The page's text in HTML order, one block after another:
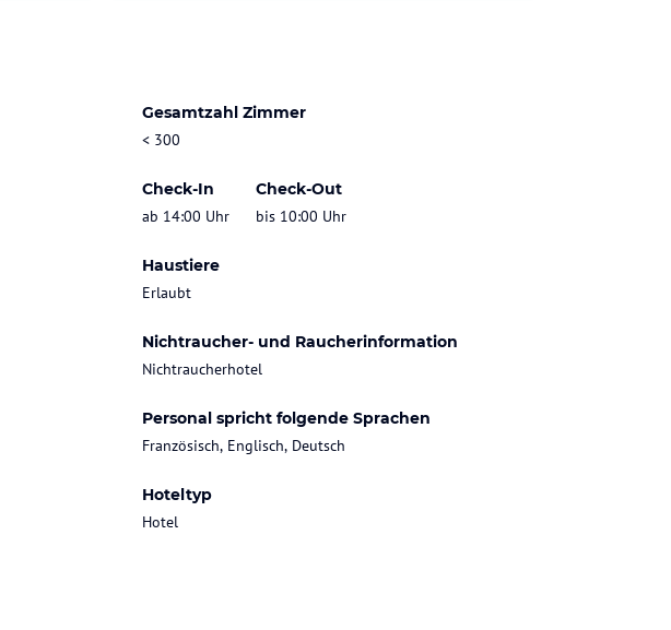
Gesamtzahl Zimmer
< 300
Check-In
ab 14:00 Uhr
Check-Out
bis 10:00 Uhr
Haustiere
Erlaubt
Nichtraucher- und Raucherinformation
Nichtraucherhotel
Personal spricht folgende Sprachen
Französisch, Englisch, Deutsch
Hoteltyp
Hotel